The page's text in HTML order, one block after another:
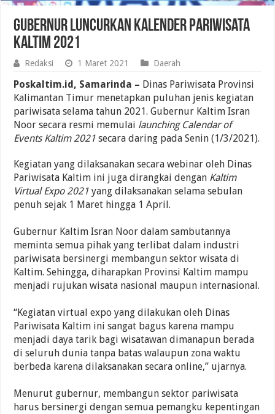
Gubernur Luncurkan Kalender Pariwisata
Kaltim 2021
Redaksi 1 Maret 2021 Daerah
Poskaltim.id, Samarinda – Dinas Pariwisata Provinsi
Kalimantan Timur menetapkan puluhan jenis kegiatan
pariwisata selama tahun 2021. Gubernur Kaltim Isran
Noor secara resmi memulai launching Calendar of
Events Kaltim 2021 secara daring pada Senin (1/3/2021).
Kegiatan yang dilaksanakan secara webinar oleh Dinas
Pariwisata Kaltim ini juga dirangkai dengan Kaltim
Virtual Expo 2021 yang dilaksanakan selama sebulan
penuh sejak 1 Maret hingga 1 April.
Gubernur Kaltim Isran Noor dalam sambutannya
meminta semua pihak yang terlibat dalam industri
pariwisata bersinergi membangun sektor wisata di
Kaltim. Sehingga, diharapkan Provinsi Kaltim mampu
menjadi rujukan wisata nasional maupun internasional.
“Kegiatan virtual expo yang dilakukan oleh Dinas
Pariwisata Kaltim ini sangat bagus karena mampu
menjadi daya tarik bagi wisatawan dimanapun berada
di seluruh dunia tanpa batas walaupun zona waktu
berbeda karena dilaksanakan secara online,” ujarnya.
Menurut gubernur, membangun sektor pariwisata
harus bersinergi dengan semua pemangku kepentingan